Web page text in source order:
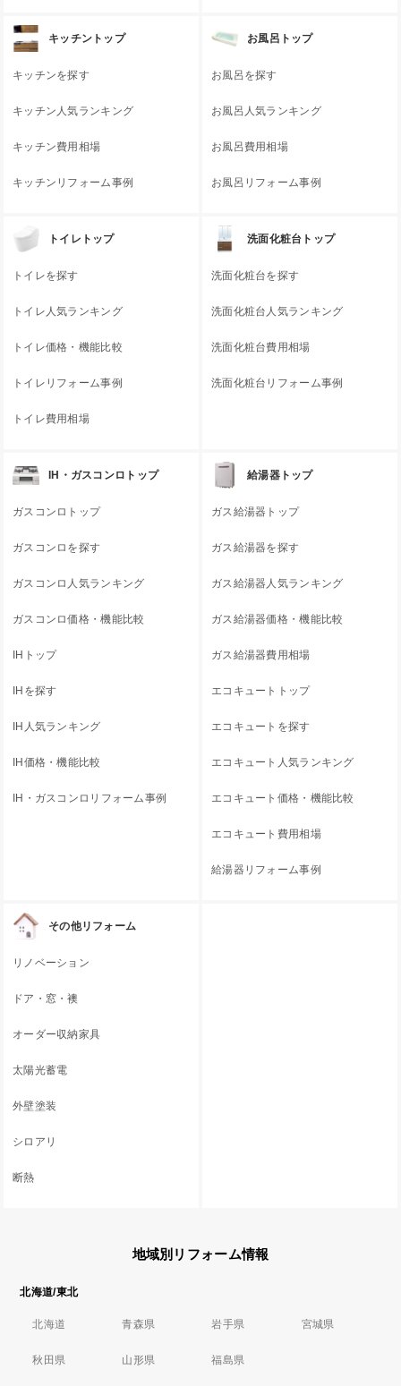
キッチントップ
キッチンを探す
キッチン人気ランキング
キッチン費用相場
キッチンリフォーム事例
お風呂トップ
お風呂を探す
お風呂人気ランキング
お風呂費用相場
お風呂リフォーム事例
トイレトップ
トイレを探す
トイレ人気ランキング
トイレ価格・機能比較
トイレリフォーム事例
トイレ費用相場
洗面化粧台トップ
洗面化粧台を探す
洗面化粧台人気ランキング
洗面化粧台費用相場
洗面化粧台リフォーム事例
IH・ガスコンロトップ
ガスコンロトップ
ガスコンロを探す
ガスコンロ人気ランキング
ガスコンロ価格・機能比較
IHトップ
IHを探す
IH人気ランキング
IH価格・機能比較
IH・ガスコンロリフォーム事例
給湯器トップ
ガス給湯器トップ
ガス給湯器を探す
ガス給湯器人気ランキング
ガス給湯器価格・機能比較
ガス給湯器費用相場
エコキュートトップ
エコキュートを探す
エコキュート人気ランキング
エコキュート価格・機能比較
エコキュート費用相場
給湯器リフォーム事例
その他リフォーム
リノベーション
ドア・窓・襖
オーダー収納家具
太陽光蓄電
外壁塗装
シロアリ
断熱
地域別リフォーム情報
北海道/東北
北海道 青森県 岩手県 宮城県
秋田県 山形県 福島県